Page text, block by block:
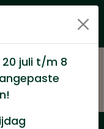
prijs
juli t/m 8